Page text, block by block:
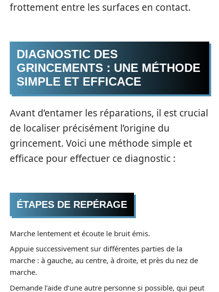
frottement entre les surfaces en contact.
DIAGNOSTIC DES
GRINCEMENTS : UNE MÉTHODE
SIMPLE ET EFFICACE
Avant d’entamer les réparations, il est crucial
de localiser précisément l’origine du
grincement. Voici une méthode simple et
efficace pour effectuer ce diagnostic :
ÉTAPES DE REPÉRAGE
Marche lentement et écoute le bruit émis.
Appuie successivement sur différentes parties de la
marche : à gauche, au centre, à droite, et près du nez de
marche.
Demande l’aide d’une autre personne si possible, qui peut